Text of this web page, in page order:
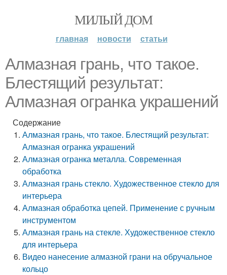
МИЛЫЙ ДОМ
главная новости статьи
Алмазная грань, что такое.
Блестящий результат:
Алмазная огранка украшений
Содержание
Алмазная грань, что такое. Блестящий результат:
Алмазная огранка украшений
Алмазная огранка металла. Современная
обработка
Алмазная грань стекло. Художественное стекло для
интерьера
Алмазная обработка цепей. Применение с ручным
инструментом
Алмазная грань на стекле. Художественное стекло
для интерьера
Видео нанесение алмазной грани на обручальное
кольцо